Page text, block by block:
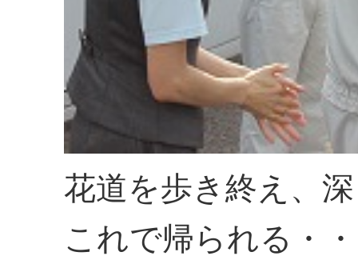
花道を歩き終え、
これで帰られる・